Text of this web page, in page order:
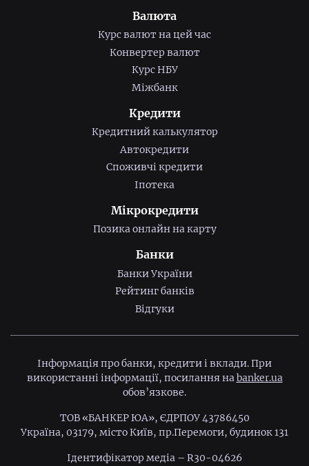
Валюта
Курс валют на цей час
Конвертер валют
Курс НБУ
Міжбанк
Кредити
Кредитний калькулятор
Автокредити
Споживчі кредити
Іпотека
Мікрокредити
Позика онлайн на карту
Банки
Банки України
Рейтинг банків
Відгуки
Інформація про банки, кредити і вклади. При
використанні інформації, посилання наbanker.ua
обов’язкове.
ТОВ «БАНКЕР ЮА», ЄДРПОУ 43786450
Україна, 03179, місто Київ, пр.Перемоги, будинок 131
Ідентифiкатор медiа – R30-04626